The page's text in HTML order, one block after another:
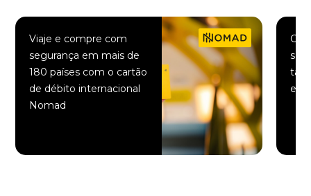
Viaje e compre com
segurança em mais de
180 países com o cartão
de débito internacional
Nomad